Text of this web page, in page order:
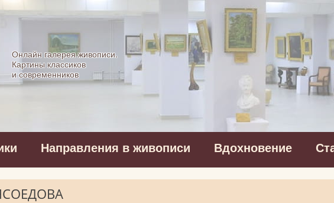
Allpainters.ru - картинная галерея
Онлайн галерея живописи.
Картины классиков
и современников
Направления в живописи Вдохновение